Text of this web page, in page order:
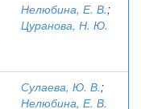
Нелюбина, Е. В.;
Цуранова, Н. Ю.
Сулаева, Ю. В.;
Нелюбина, Е. В.